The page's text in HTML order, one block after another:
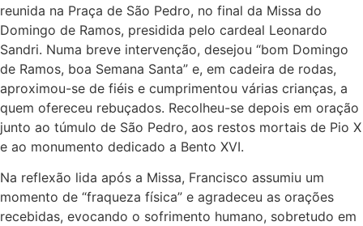
reunida na Praça de São Pedro, no final da Missa do
Domingo de Ramos, presidida pelo cardeal Leonardo
Sandri. Numa breve intervenção, desejou “bom Domingo
de Ramos, boa Semana Santa” e, em cadeira de rodas,
aproximou-se de fiéis e cumprimentou várias crianças, a
quem ofereceu rebuçados. Recolheu-se depois em oração
junto ao túmulo de São Pedro, aos restos mortais de Pio X
e ao monumento dedicado a Bento XVI.
Na reflexão lida após a Missa, Francisco assumiu um
momento de “fraqueza física” e agradeceu as orações
recebidas, evocando o sofrimento humano, sobretudo em